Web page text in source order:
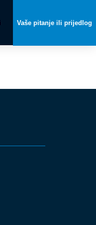
Vaše pitanje ili prijedlog